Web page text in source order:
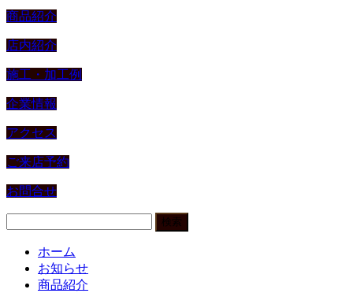
商品紹介
店内紹介
施工・加工例
企業情報
アクセス
ご来店予約
お問合せ
ホーム
お知らせ
商品紹介